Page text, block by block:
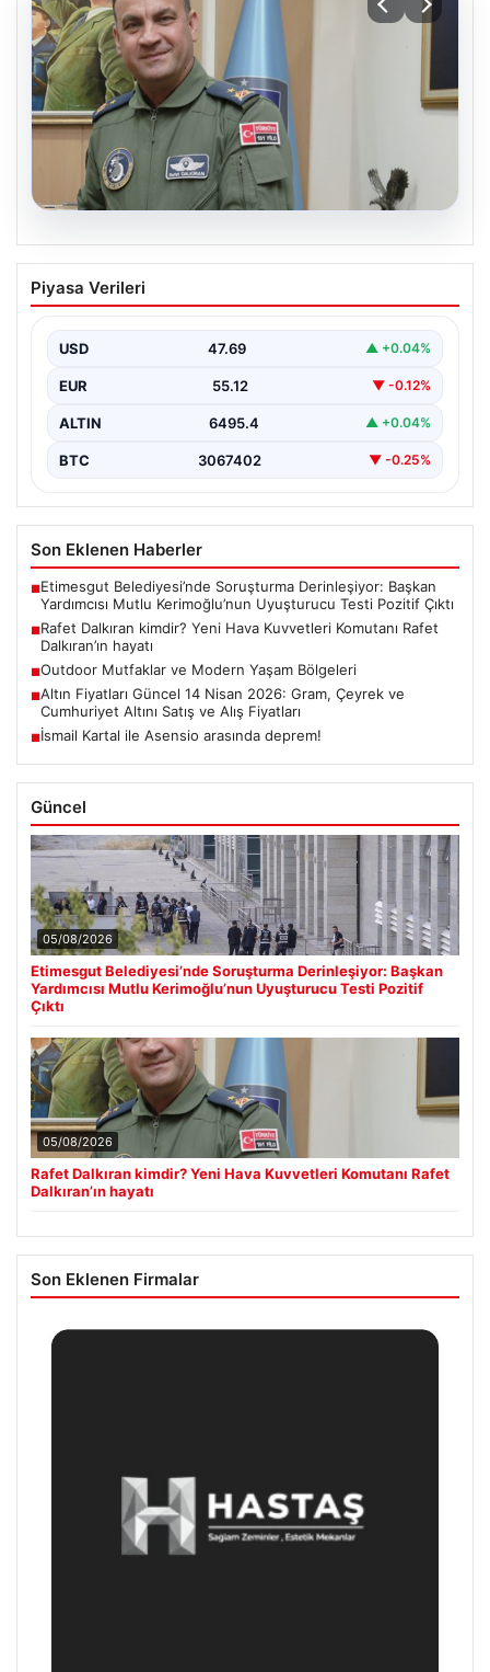
Rafet Dalkıran kimdir? Yeni Hava
Kuvvetleri Komutanı Rafet Dalkıran’ın
Piyasa Verileri
USD 47.69 ▲ +0.04%
EUR 55.12 ▼ -0.12%
ALTIN 6495.4 ▲ +0.04%
BTC 3067402 ▼ -0.25%
Son Eklenen Haberler
■Etimesgut Belediyesi’nde Soruşturma Derinleşiyor: Başkan
Yardımcısı Mutlu Kerimoğlu’nun Uyuşturucu Testi Pozitif Çıktı
■Rafet Dalkıran kimdir? Yeni Hava Kuvvetleri Komutanı Rafet
Dalkıran’ın hayatı
■Outdoor Mutfaklar ve Modern Yaşam Bölgeleri
■Altın Fiyatları Güncel 14 Nisan 2026: Gram, Çeyrek ve
Cumhuriyet Altını Satış ve Alış Fiyatları
■İsmail Kartal ile Asensio arasında deprem!
Güncel
05/08/2026
Etimesgut Belediyesi’nde Soruşturma Derinleşiyor: Başkan
Yardımcısı Mutlu Kerimoğlu’nun Uyuşturucu Testi Pozitif
Çıktı
05/08/2026
Rafet Dalkıran kimdir? Yeni Hava Kuvvetleri Komutanı Rafet
Dalkıran’ın hayatı
Son Eklenen Firmalar